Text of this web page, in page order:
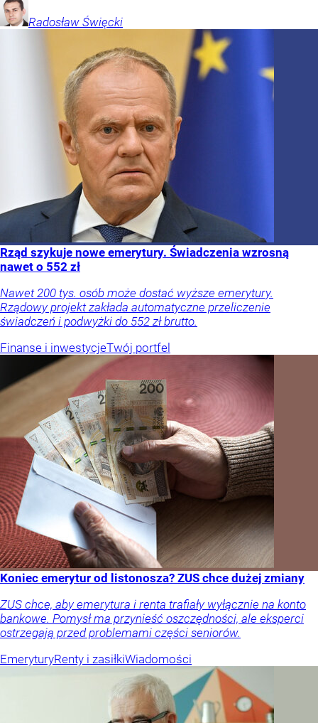
Radosław Święcki
Rząd szykuje nowe emerytury. Świadczenia wzrosną
nawet o 552 zł
Nawet 200 tys. osób może dostać wyższe emerytury.
Rządowy projekt zakłada automatyczne przeliczenie
świadczeń i podwyżki do 552 zł brutto.
Finanse i inwestycjeTwój portfel
Koniec emerytur od listonosza? ZUS chce dużej zmiany
ZUS chce, aby emerytura i renta trafiały wyłącznie na konto
bankowe. Pomysł ma przynieść oszczędności, ale eksperci
ostrzegają przed problemami części seniorów.
EmeryturyRenty i zasiłkiWiadomości